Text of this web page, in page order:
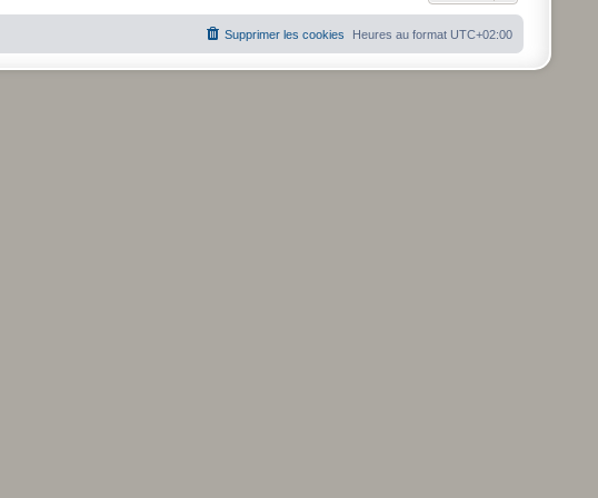
Heures au format UTC+02:00
Supprimer les cookies